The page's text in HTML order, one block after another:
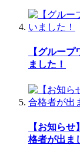
【グルー
ました！
【お知ら
格者が出ま